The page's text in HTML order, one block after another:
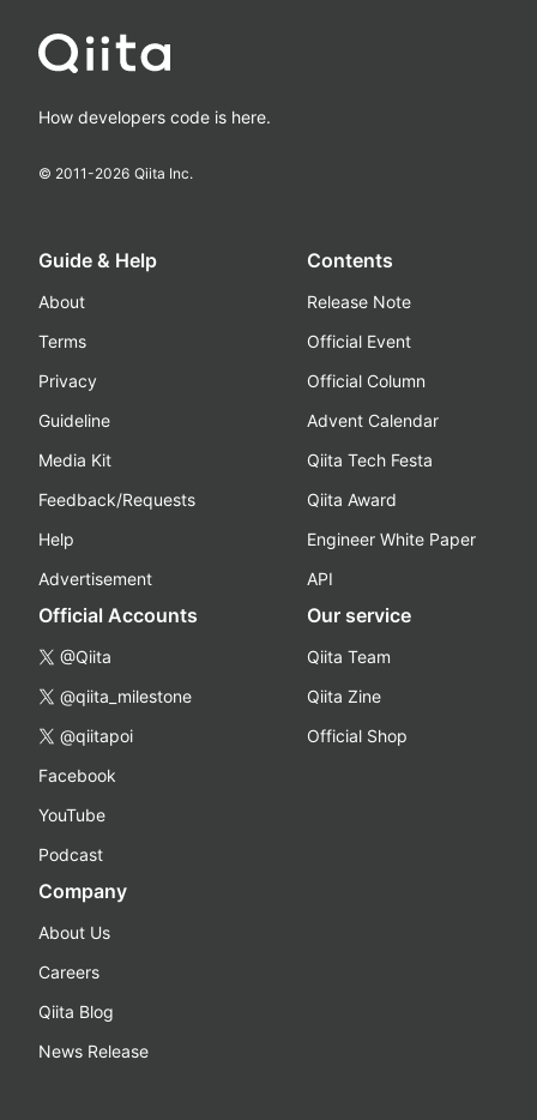
How developers code is here.
© 2011-2026 Qiita Inc.
Guide & Help
About
Terms
Privacy
Guideline
Media Kit
Feedback/Requests
Help
Advertisement
Contents
Release Note
Official Event
Official Column
Advent Calendar
Qiita Tech Festa
Qiita Award
Engineer White Paper
API
Official Accounts
@Qiita
@qiita_milestone
@qiitapoi
Facebook
YouTube
Podcast
Our service
Qiita Team
Qiita Zine
Official Shop
Company
About Us
Careers
Qiita Blog
News Release